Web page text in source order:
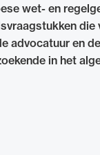
wet- en
die
advocatuur en
in het